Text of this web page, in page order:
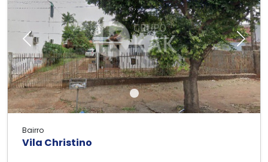
Previous Next
Bairro
Vila Christino